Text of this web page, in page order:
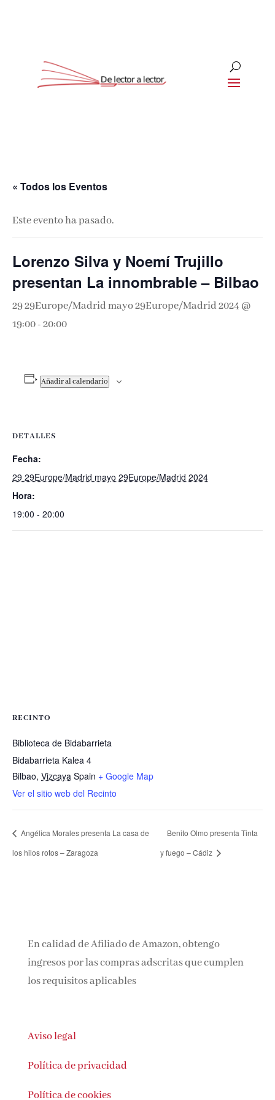
« Todos los Eventos
Este evento ha pasado.
Lorenzo Silva y Noemí Trujillo
presentan La innombrable – Bilbao
29 29Europe/Madrid mayo 29Europe/Madrid 2024 @
19:00-20:00
Añadir al calendario
DETALLES
Fecha:
29 29Europe/Madrid mayo 29Europe/Madrid 2024
Hora:
19:00 - 20:00
RECINTO
Biblioteca de Bidabarrieta
Bidabarrieta Kalea 4
Bilbao, Vizcaya Spain + Google Map
Ver el sitio web del Recinto
Angélica Morales presenta La casa de
los hilos rotos – Zaragoza
Benito Olmo presenta Tinta
y fuego – Cádiz
En calidad de Afiliado de Amazon, obtengo
ingresos por las compras adscritas que cumplen
los requisitos aplicables
Aviso legal
Política de privacidad
Política de cookies